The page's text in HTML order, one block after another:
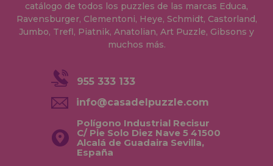
catálogo de todos los puzzles de las marcas Educa,
Ravensburger, Clementoni, Heye, Schmidt, Castorland,
Jumbo, Trefl, Piatnik, Anatolian, Art Puzzle, Gibsons y
muchos más.
955 333 133
info@casadelpuzzle.com
Polígono Industrial Recisur
C/ Pie Solo Diez Nave 5 41500
Alcalá de Guadaira Sevilla,
España